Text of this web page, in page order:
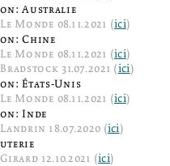
Australie
Le Monde 08.11.2021 (ici)
Chine
Le Monde 08.11.2021 (ici)
Bradstock 31.07.2021 (ici)
États-Unis
Le Monde 08.11.2021 (ici)
Inde
Landrin 18.07.2020 (ici)
Girard 12.10.2021 (ici)